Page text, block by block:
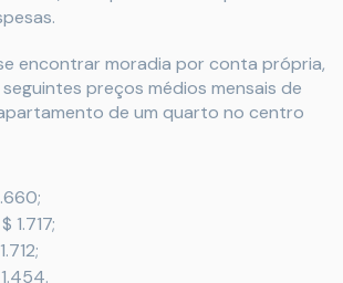
encontrar moradia por conta própria,
preços médios mensais de
de um quarto no centro
1.717;